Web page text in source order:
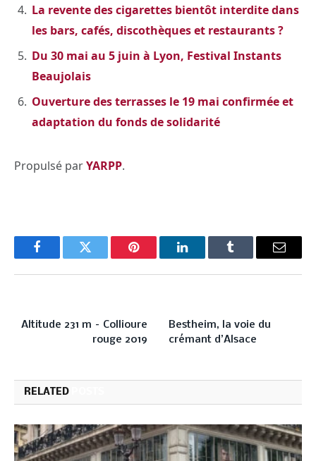
La revente des cigarettes bientôt interdite dans
les bars, cafés, discothèques et restaurants ?
Du 30 mai au 5 juin à Lyon, Festival Instants
Beaujolais
Ouverture des terrasses le 19 mai confirmée et
adaptation du fonds de solidarité
Propulsé parYARPP.
FacebookTwitter Pinterest LinkedInTumblr Email
Altitude 231 m – Collioure
rouge 2019
Bestheim, la voie du
crémant d’Alsace
RELATED